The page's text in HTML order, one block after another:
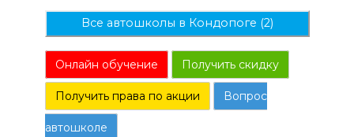
Все автошколы в Кондопоге (2)
Онлайн обучение Получить скидку
Получить права по акции Вопрос
автошколе